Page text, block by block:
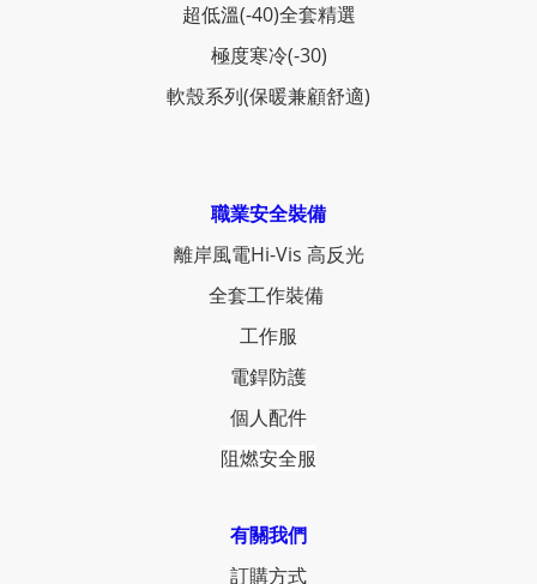
超低溫(-40)全套精選
極度寒冷(-30)
軟殼系列(保暖兼顧舒適)
職業安全裝備
離岸風電Hi-Vis 高反光
全套工作裝備
工作服
電銲防護
個人配件
阻燃安全服
有關我們
訂購方式